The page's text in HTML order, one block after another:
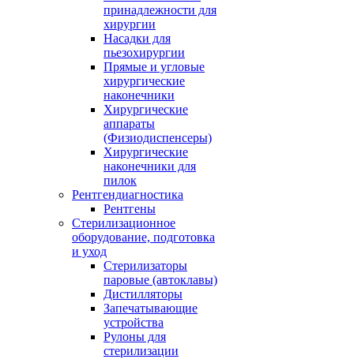
принадлежности для
хирургии
Насадки для
пьезохирургии
Прямые и угловые
хирургические
наконечники
Хирургические
аппараты
(Физиодиспенсеры)
Хирургические
наконечники для
пилок
Рентгендиагностика
Рентгены
Стерилизационное
оборудование, подготовка
и уход
Стерилизаторы
паровые (автоклавы)
Дистилляторы
Запечатывающие
устройства
Рулоны для
стерилизации